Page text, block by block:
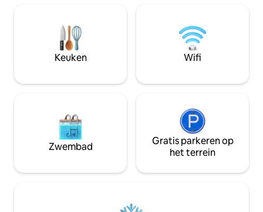
vakantie in elegantie, stijl en totale
ontspanning. Recente upgrades zijn een
zwembadverwarming en een back-
upgeneratorsysteem voor de hele
je enige uitzicht is
is om te "
Keuken Wifi
Zwembad
Gratis parkeren op
het terrein